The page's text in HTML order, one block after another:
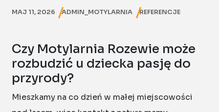
MAJ 11, 2026 ADMIN_MOTYLARNIA REFERENCJE
Czy Motylarnia Rozewie może
rozbudzić u dziecka pasję do
przyrody?
Mieszkamy na co dzień w małej miejscowości